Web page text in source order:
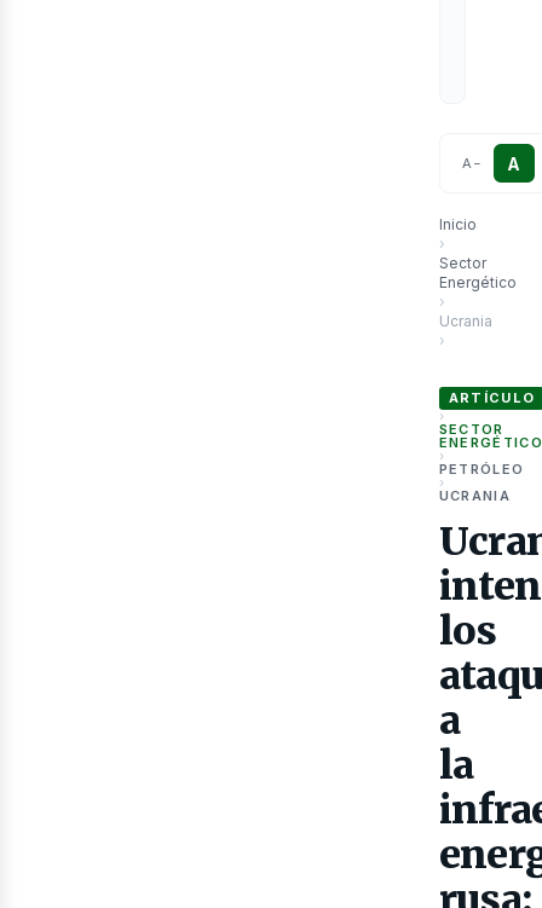
A − A
Inicio
›
Sector
Energético
›
Ucrania
›
ARTÍCULO
›
SECTOR
ENERGÉTICO
›
PETRÓLEO
›
UCRANIA
los
a
la